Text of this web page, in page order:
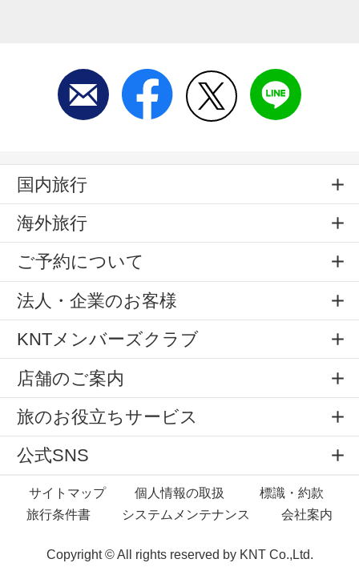
国内旅行
海外旅行
ご予約について
法人・企業のお客様
KNTメンバーズクラブ
店舗のご案内
旅のお役立ちサービス
公式SNS
サイトマップ 個人情報の取扱
標識・約款
旅行条件書
システムメンテナンス 会社案内
Copyright © All rights reserved by KNT Co.,Ltd.